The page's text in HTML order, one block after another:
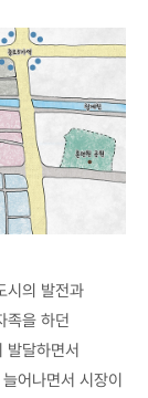
시의 발전과
족을 하던
발달하면서
어나면서 시장이